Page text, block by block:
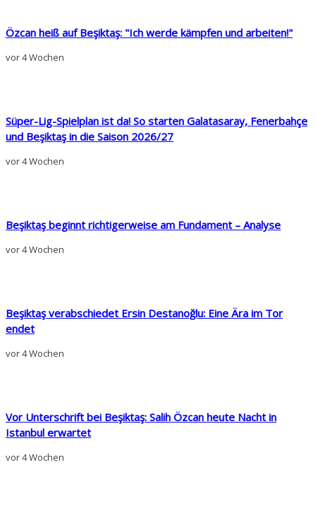
Özcan heiß auf Beşiktaş: "Ich werde kämpfen und arbeiten!"
vor 4 Wochen
Süper-Lig-Spielplan ist da! So starten Galatasaray, Fenerbahçe
und Beşiktaş in die Saison 2026/27
vor 4 Wochen
Beşiktaş beginnt richtigerweise am Fundament – Analyse
vor 4 Wochen
Beşiktaş verabschiedet Ersin Destanoğlu: Eine Ära im Tor
endet
vor 4 Wochen
Vor Unterschrift bei Beşiktaş: Salih Özcan heute Nacht in
Istanbul erwartet
vor 4 Wochen